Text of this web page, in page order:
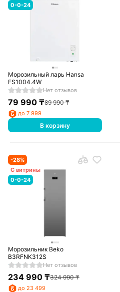
0-0-24
Морозильный ларь Hansa
FS1004.4W
Нет отзывов
79 990₸89 990₸
до 7 999
В корзину
-28%
С витрины
0-0-24
Морозильник Beko
B3RFNK312S
Нет отзывов
234 990₸324 990₸
до 23 499